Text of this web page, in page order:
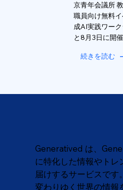
京青年会議所
職員向け無料
成AI実践ワー
と8月3日に開
続きを読む
Generatived は、
に特化した情報やトレ
届けするサービスです
変わりゆく世界の情報